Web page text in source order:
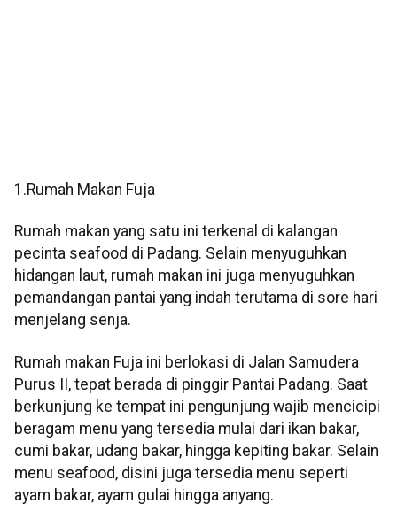
1.Rumah Makan Fuja
Rumah makan yang satu ini terkenal di kalangan
pecinta seafood di Padang. Selain menyuguhkan
hidangan laut, rumah makan ini juga menyuguhkan
pemandangan pantai yang indah terutama di sore hari
menjelang senja.
Rumah makan Fuja ini berlokasi di Jalan Samudera
Purus II, tepat berada di pinggir Pantai Padang. Saat
berkunjung ke tempat ini pengunjung wajib mencicipi
beragam menu yang tersedia mulai dari ikan bakar,
cumi bakar, udang bakar, hingga kepiting bakar. Selain
menu seafood, disini juga tersedia menu seperti
ayam bakar, ayam gulai hingga anyang.